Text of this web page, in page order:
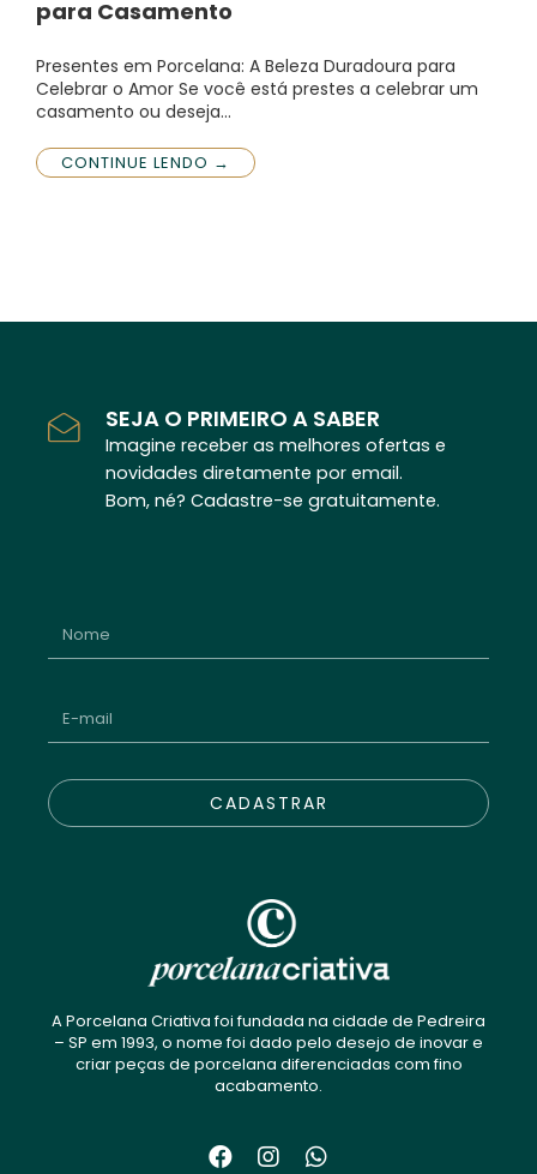
para Casamento
Presentes em Porcelana: A Beleza Duradoura para
Celebrar o Amor Se você está prestes a celebrar um
casamento ou deseja…
CONTINUE LENDO →
SEJA O PRIMEIRO A SABER
Imagine receber as melhores ofertas e
novidades diretamente por email.
Bom, né? Cadastre-se gratuitamente.
CADASTRAR
A Porcelana Criativa foi fundada na cidade de Pedreira
– SP em 1993, o nome foi dado pelo desejo de inovar e
criar peças de porcelana diferenciadas com fino
acabamento.